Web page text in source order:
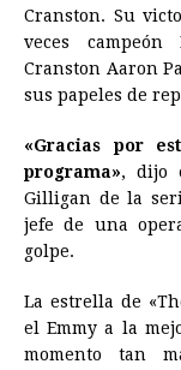
Cranston. Su
veces
Cranston Aaron
sus papeles de
«Gracias por
programa», dijo
Gilligan de la
jefe de una
golpe.
La estrella de
el Emmy a la
momento tan